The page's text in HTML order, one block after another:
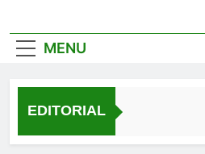
MENU
EDITORIAL